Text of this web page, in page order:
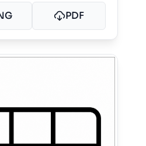
PDF